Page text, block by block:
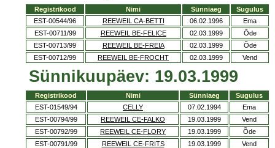
Registrikood Nimi Sünniaeg
Sugulus
EST-00544/96
REEWEIL CA-BETTI 06.02.1996
Ema
EST-00711/99
REEWEIL BE-FELICE 02.03.1999
Õde
EST-00713/99
REEWEIL BE-FREIA 02.03.1999
Õde
EST-00712/99
REEWEIL BE-FROCHT 02.03.1999 Vend
Sünnikuupäev: 19.03.1999
Registrikood Nimi Sünniaeg
Sugulus
EST-01549/94
CELLY 07.02.1994
Ema
EST-00794/99
REEWEIL CE-FALKO 19.03.1999
Vend
EST-00792/99
REEWEIL CE-FLORY 19.03.1999
Õde
EST-00791/99
REEWEIL CE-FRITS 19.03.1999
Vend